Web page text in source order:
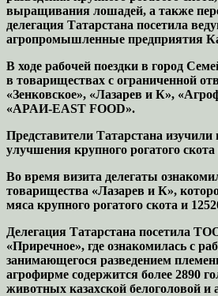
выращивания лошадей, а также
делегация Татарстана посетила
агропромышленные предприятия
В ходе рабочей поездки в город
в товариществах с ограниченной
«Зенковское», «Лазарев и К»,
«APAИ-EAST FOOD».
Представители Татарстана изучили
улучшения крупного рогатого
Во время визита делегаты
товарищества «Лазарев и К»,
мяса крупного рогатого скота и
Делегация Татарстана посетила
«Приречное», где ознакомилась с
занимающегося разведением
агрофирме содержится более 2890
животных казахской белоголовой и